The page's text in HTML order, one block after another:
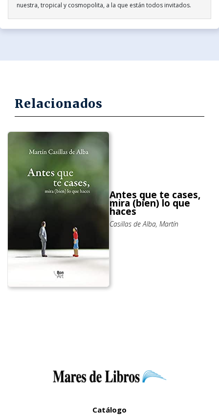
nuestra, tropical y cosmopolita, a la que están todos invitados.
Relacionados
Antes que te cases,
mira (bien) lo que
haces
Casillas de Alba, Martín
Catálogo